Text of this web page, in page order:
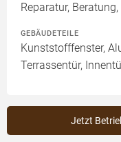
Reparatur,
GEBÄUDETEILE
Kunststofffenster,
Terrassentür,
Jetzt